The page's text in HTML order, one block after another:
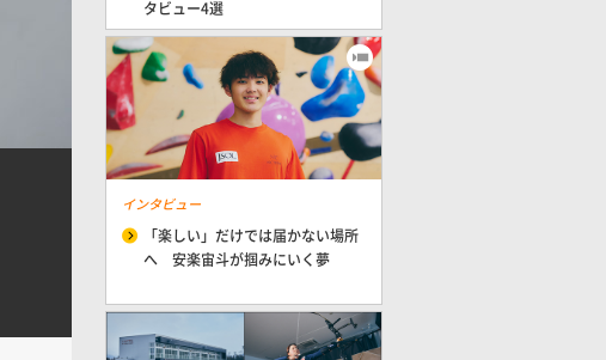
タビュー4選
インタビュー
「楽しい」だけでは届かない場所
へ 安楽宙斗が掴みにいく夢